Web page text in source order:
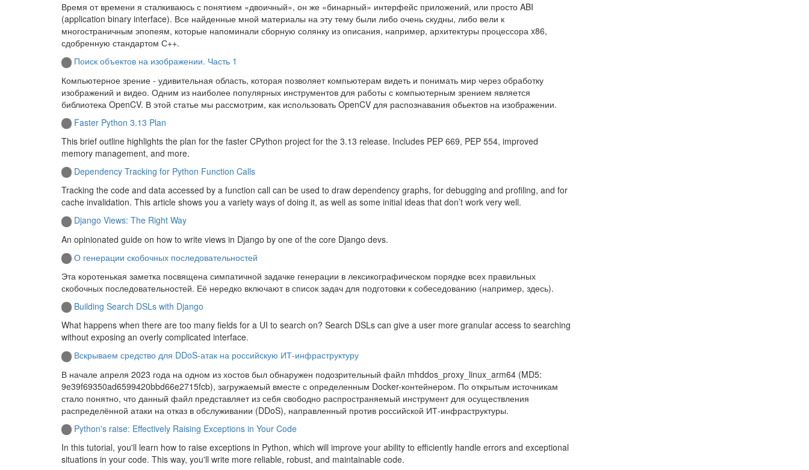
Время от времени я сталкиваюсь с понятием «двоичный», он же «бинарный» интерфейс приложений, или просто ABI
(application binary interface). Все найденные мной материалы на эту тему были либо очень скудны, либо вели к
многостраничным эпопеям, которые напоминали сборную солянку из описания, например, архитектуры процессора x86,
сдобренную стандартом С++.
Поиск объектов на изображении. Часть 1
Компьютерное зрение - удивительная область, которая позволяет компьютерам видеть и понимать мир через обработку
изображений и видео. Одним из наиболее популярных инструментов для работы с компьютерным зрением является
библиотека OpenCV. В этой статье мы рассмотрим, как использовать OpenCV для распознавания обьектов на изображении.
Faster Python 3.13 Plan
This brief outline highlights the plan for the faster CPython project for the 3.13 release. Includes PEP 669, PEP 554, improved
memory management, and more.
Dependency Tracking for Python Function Calls
Tracking the code and data accessed by a function call can be used to draw dependency graphs, for debugging and profiling, and for
cache invalidation. This article shows you a variety ways of doing it, as well as some initial ideas that don’t work very well.
Django Views: The Right Way
An opinionated guide on how to write views in Django by one of the core Django devs.
О генерации скобочных последовательностей
Эта коротенькая заметка посвящена симпатичной задачке генерации в лексикографическом порядке всех правильных
скобочных последовательностей. Её нередко включают в список задач для подготовки к собеседованию (например, здесь).
Building Search DSLs with Django
What happens when there are too many fields for a UI to search on? Search DSLs can give a user more granular access to searching
without exposing an overly complicated interface.
Вскрываем средство для DDoS-атак на российскую ИТ-инфраструктуру
В начале апреля 2023 года на одном из хостов был обнаружен подозрительный файл mhddos_proxy_linux_arm64 (MD5:
9e39f69350ad6599420bbd66e2715fcb), загружаемый вместе с определенным Docker-контейнером. По открытым источникам
стало понятно, что данный файл представляет из себя свободно распространяемый инструмент для осуществления
распределённой атаки на отказ в обслуживании (DDoS), направленный против российской ИТ-инфраструктуры.
Python's raise: Effectively Raising Exceptions in Your Code
In this tutorial, you'll learn how to raise exceptions in Python, which will improve your ability to efficiently handle errors and exceptional
situations in your code. This way, you'll write more reliable, robust, and maintainable code.